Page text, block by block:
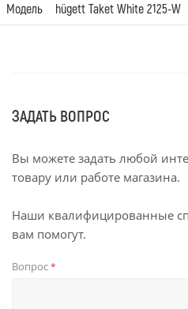
Модель hügett Taket White 2125-W
ЗАДАТЬ ВОПРОС
Вы можете задать любой
товару или работе магазина.
Наши квалифицированные
вам помогут.
Вопрос*